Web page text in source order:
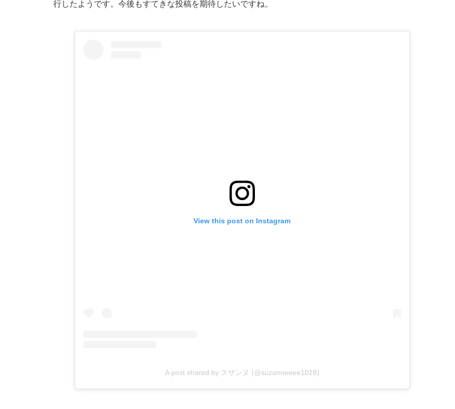
行したようです。今後もすてきな投稿を期待したいですね。
View this post on Instagram
A post shared by スザンヌ (@suzanneeee1028)